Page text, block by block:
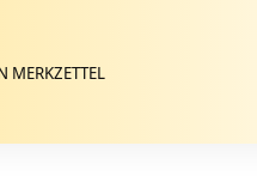
MERKZETTEL